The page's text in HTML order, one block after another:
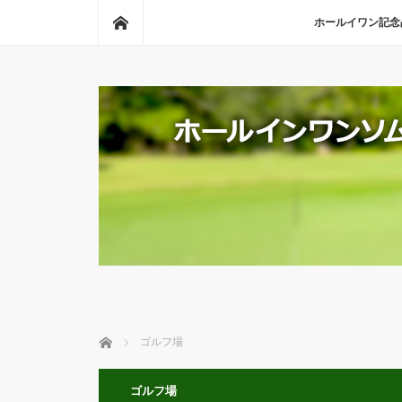
ホールイワン記
ホーム ゴルフ場
ゴルフ場